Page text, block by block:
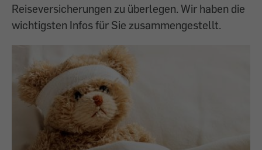
Reiseversicherungen zu überlegen. Wir haben die
wichtigsten Infos für Sie zusammengestellt.